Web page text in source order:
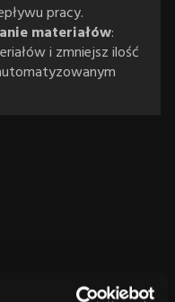
pracy.
materiałów:
i zmniejsz ilość